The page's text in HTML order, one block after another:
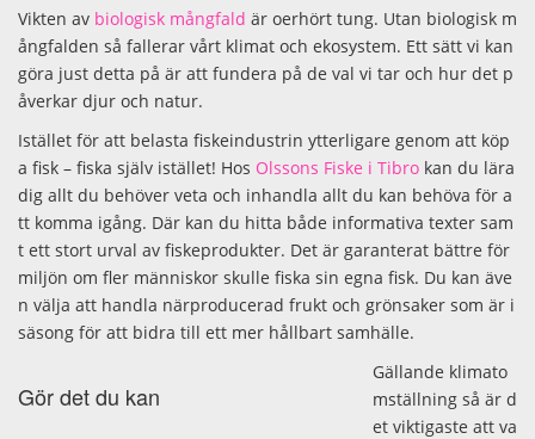
Vikten av biologisk mångfald är oerhört tung. Utan biologisk m
ångfalden så fallerar vårt klimat och ekosystem. Ett sätt vi kan
göra just detta på är att fundera på de val vi tar och hur det p
åverkar djur och natur.
Istället för att belasta fiskeindustrin ytterligare genom att köp
a fisk – fiska själv istället! Hos Olssons Fiske i Tibro kan du lära
dig allt du behöver veta och inhandla allt du kan behöva för a
tt komma igång. Där kan du hitta både informativa texter sam
t ett stort urval av fiskeprodukter. Det är garanterat bättre för
miljön om fler människor skulle fiska sin egna fisk. Du kan äve
n välja att handla närproducerad frukt och grönsaker som är i
säsong för att bidra till ett mer hållbart samhälle.
Gör det du kan
Gällande klimato
mställning så är d
et viktigaste att va